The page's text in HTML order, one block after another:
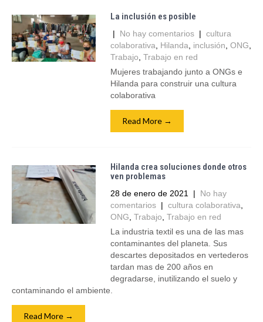
La inclusión es posible
| No hay comentarios | cultura
colaborativa
Hilanda inclusión ONG
Trabajo Trabajo en red
Mujeres trabajando junto a ONGs e
Hilanda para construir una cultura
colaborativa
Read More →
Hilanda crea soluciones donde otros
ven problemas
28 de enero de 2021 | No hay
comentarios | cultura colaborativa
ONG Trabajo Trabajo en red
La industria textil es una de las mas
contaminantes del planeta. Sus
descartes depositados en vertederos
tardan mas de 200 años en
degradarse, inutilizando el suelo y
contaminando el ambiente.
Read More →